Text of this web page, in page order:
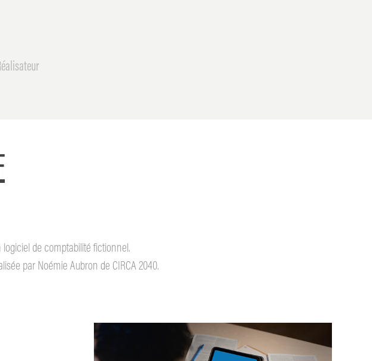
de comptabilité fictionnel.
par Noémie Aubron de CIRCA 2040.